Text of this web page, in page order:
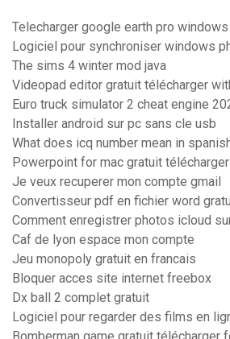
Telecharger google earth pro
Logiciel pour synchroniser windows
The sims 4 winter mod java
Videopad editor gratuit télécharger
Euro truck simulator 2 cheat engine
Installer android sur pc sans cle usb
What does icq number mean in
Powerpoint for mac gratuit
Je veux recuperer mon compte gmail
Convertisseur pdf en fichier word
Comment enregistrer photos icloud
Caf de lyon espace mon compte
Jeu monopoly gratuit en francais
Bloquer acces site internet freebox
Dx ball 2 complet gratuit
Logiciel pour regarder des films en